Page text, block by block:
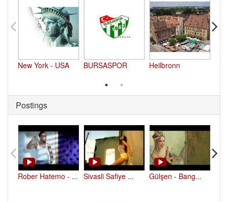
New York - USA BURSASPOR Heilbronn
Postings
Rober Hatemo - ... Sivasli Safiye ... Gülşen - Bang...